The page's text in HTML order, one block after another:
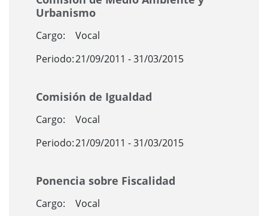
Urbanismo
Cargo:
Vocal
Periodo:21/09/2011 - 31/03/2015
Comisión de Igualdad
Cargo:
Vocal
Periodo:21/09/2011 - 31/03/2015
Ponencia sobre Fiscalidad
Cargo:
Vocal